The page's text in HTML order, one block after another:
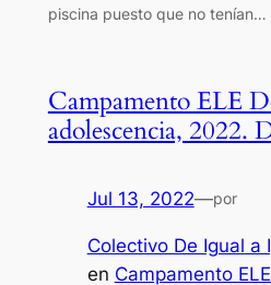
piscina puesto que no tenían…
Campamento ELE
adolescencia, 2022.
Jul 13, 2022—por
Colectivo De Igual a
en Campamento